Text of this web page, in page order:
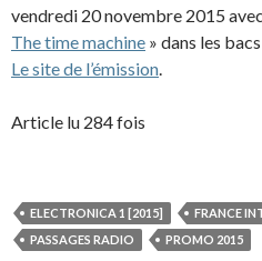
vendredi 20 novembre 2015
The time machine » dans les
Le site de l’émission.
Article lu 284 fois
ELECTRONICA 1 [2015] FRANCE
PASSAGES RADIO
PROMO 2015